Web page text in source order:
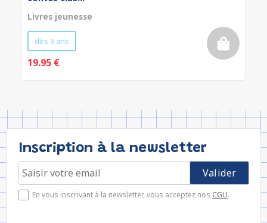
Livres jeunesse
dès 3 ans
19.95 €
Inscription à la newsletter
En vous inscrivant à la newsletter, vous acceptez nos CGU.